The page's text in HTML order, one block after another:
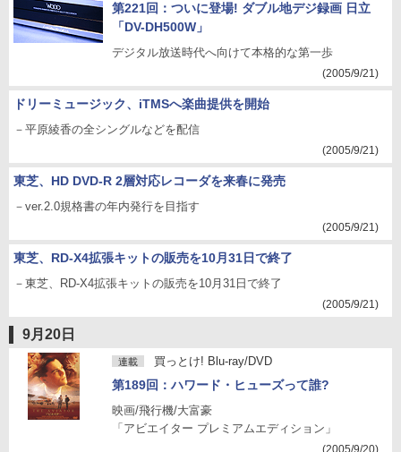
第221回：ついに登場! ダブル地デジ録画 日立
「DV-DH500W」
デジタル放送時代へ向けて本格的な第一歩
(2005/9/21)
ドリーミュージック、iTMSへ楽曲提供を開始
－平原綾香の全シングルなどを配信
(2005/9/21)
東芝、HD DVD-R 2層対応レコーダを来春に発売
－ver.2.0規格書の年内発行を目指す
(2005/9/21)
東芝、RD-X4拡張キットの販売を10月31日で終了
－東芝、RD-X4拡張キットの販売を10月31日で終了
(2005/9/21)
9月20日
連載 買っとけ! Blu-ray/DVD
第189回：ハワード・ヒューズって誰?
映画/飛行機/大富豪
「アビエイター プレミアムエディション」
(2005/9/20)